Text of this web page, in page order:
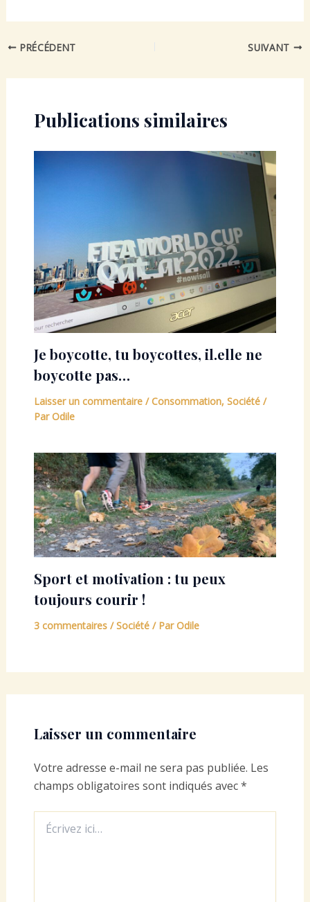
PRÉCÉDENT SUIVANT
Publications similaires
Je boycotte, tu boycottes, il.elle ne
boycotte pas…
Laisser un commentaire /Consommation, Société/
ParOdile
Sport et motivation : tu peux
toujours courir !
3 commentaires /Société/ ParOdile
Laisser un commentaire
Votre adresse e-mail ne sera pas publiée. Les
champs obligatoires sont indiqués avec*
ici…